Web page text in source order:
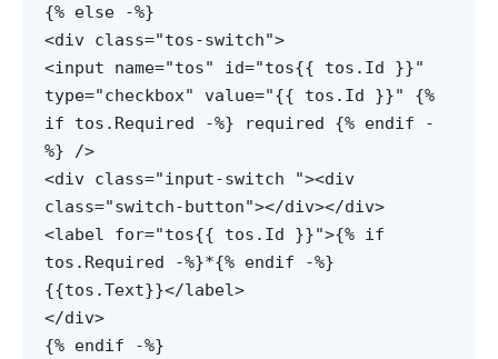
{% else -%}
<div class="tos-switch">
<input name="tos" id="tos{{ tos.Id }}"
type="checkbox" value="{{ tos.Id }}" {%
if tos.Required -%} required {% endif -
%} />
<div class="input-switch "><div
class="switch-button"></div></div>
<label for="tos{{ tos.Id }}">{% if
tos.Required -%}*{% endif -%}
{{tos.Text}}</label>
</div>
{% endif -%}